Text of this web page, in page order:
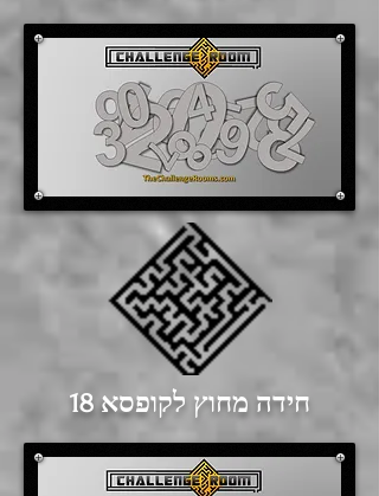
חידה מחוץ לקופסא 18